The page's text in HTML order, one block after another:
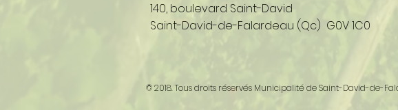
140, boulevard Saint-David
Saint-David-de-Falardeau (Qc) G0V 1C0
© 2018. Tous droits réservés Municipalité de Saint-David-de-